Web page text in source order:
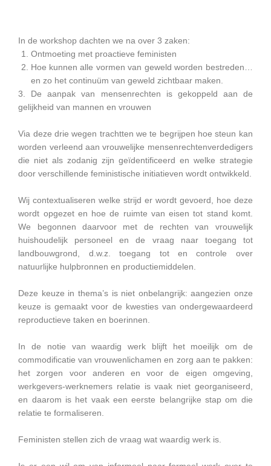
In de workshop dachten we na over 3 zaken:
Ontmoeting met proactieve feministen
Hoe kunnen alle vormen van geweld worden bestreden…
en zo het continuüm van geweld zichtbaar maken.
3. De aanpak van mensenrechten is gekoppeld aan de
gelijkheid van mannen en vrouwen
Via deze drie wegen trachtten we te begrijpen hoe steun kan
worden verleend aan vrouwelijke mensenrechtenverdedigers
die niet als zodanig zijn geïdentificeerd en welke strategie
door verschillende feministische initiatieven wordt ontwikkeld.
Wij contextualiseren welke strijd er wordt gevoerd, hoe deze
wordt opgezet en hoe de ruimte van eisen tot stand komt.
We begonnen daarvoor met de rechten van vrouwelijk
huishoudelijk personeel en de vraag naar toegang tot
landbouwgrond, d.w.z. toegang tot en controle over
natuurlijke hulpbronnen en productiemiddelen.
Deze keuze in thema’s is niet onbelangrijk: aangezien onze
keuze is gemaakt voor de kwesties van ondergewaardeerd
reproductieve taken en boerinnen.
In de notie van waardig werk blijft het moeilijk om de
commodificatie van vrouwenlichamen en zorg aan te pakken:
het zorgen voor anderen en voor de eigen omgeving,
werkgevers-werknemers relatie is vaak niet georganiseerd,
en daarom is het vaak een eerste belangrijke stap om die
relatie te formaliseren.
Feministen stellen zich de vraag wat waardig werk is.